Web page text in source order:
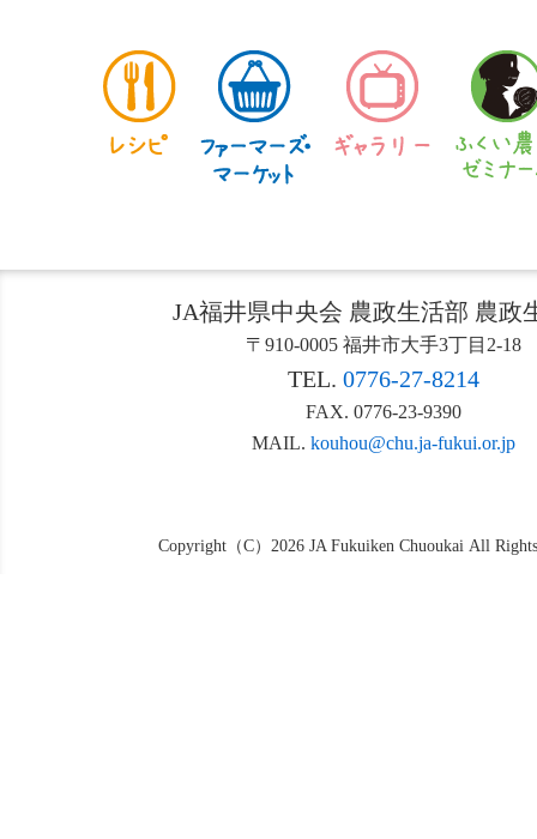
JA福井県中央会 農政生活部 農政
〒910-0005 福井市大手3丁目2-18
TEL. 0776-27-8214
FAX. 0776-23-9390
MAIL. kouhou@chu.ja-fukui.or.jp
Copyright（C）2026 JA Fukuiken Chuoukai All